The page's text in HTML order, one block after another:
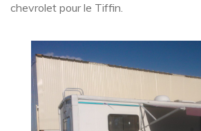
chevrolet pour le Tiffin.